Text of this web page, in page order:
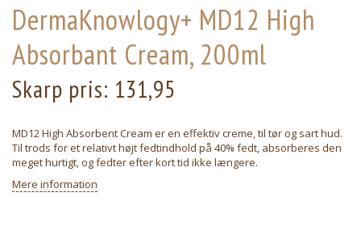
DermaKnowlogy+ MD12 High
Absorbant Cream, 200ml
Skarp pris: 131,95
MD12 High Absorbent Cream er en effektiv creme, til tør og sart hud.
Til trods for et relativt højt fedtindhold på 40% fedt, absorberes den
meget hurtigt, og fedter efter kort tid ikke længere.
Mere information